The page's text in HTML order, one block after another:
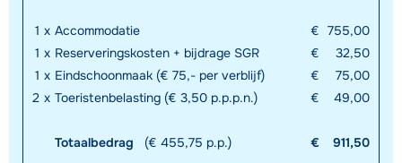
1 x Accommodatie € 755,00
1 x Reserveringskosten + bijdrage SGR €
32,50
1 x Eindschoonmaak (€ 75,- per verblijf) €
75,00
2 x Toeristenbelasting (€ 3,50 p.p.p.n.) € 49,00
Totaalbedrag (€ 455,75 p.p.) € 911,50